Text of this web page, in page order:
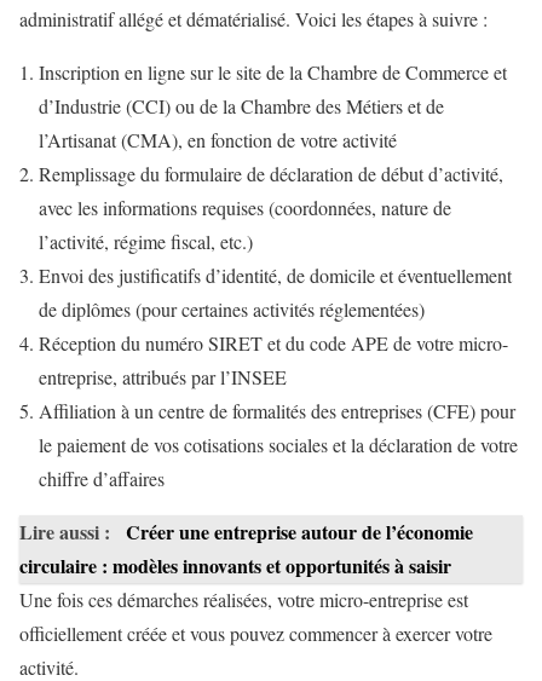
administratif allégé et dématérialisé. Voici les étapes à suivre :
Inscription en ligne sur le site de la Chambre de Commerce et
d’Industrie (CCI) ou de la Chambre des Métiers et de
l’Artisanat (CMA), en fonction de votre activité
Remplissage du formulaire de déclaration de début d’activité,
avec les informations requises (coordonnées, nature de
l’activité, régime fiscal, etc.)
Envoi des justificatifs d’identité, de domicile et éventuellement
de diplômes (pour certaines activités réglementées)
Réception du numéro SIRET et du code APE de votre micro-
entreprise, attribués par l’INSEE
Affiliation à un centre de formalités des entreprises (CFE) pour
le paiement de vos cotisations sociales et la déclaration de votre
chiffre d’affaires
Lire aussi :
Créer une entreprise autour de l’économie
circulaire : modèles innovants et opportunités à saisir
Une fois ces démarches réalisées, votre micro-entreprise est
officiellement créée et vous pouvez commencer à exercer votre
activité.